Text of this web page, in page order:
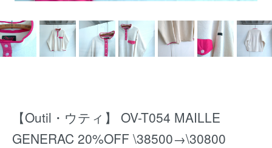
【Outil・ウティ】 OV-T054 MAILLE
GENERAC 20%OFF \38500→\30800